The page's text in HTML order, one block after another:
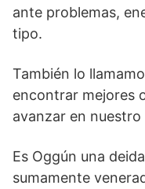
ante problemas,
tipo.
También lo
encontrar mejores
avanzar en
Es Oggún una
sumamente